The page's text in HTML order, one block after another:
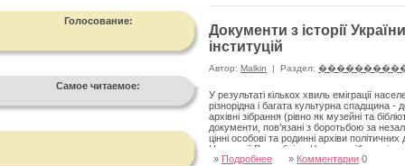
Голосование:
Самое читаемое:
Документи з історії
інституцій
Автор: Malkin | Раздел:
У результаті кількох хвиль еміграції
різнорідна і багата культурна спадщина -
архівні зібрання (рівно як музейні та
документи, пов’язані з боротьбою за
цінні особові та родинні архіви
Народної Республіки. Частина зібрань і
яких потрапила насамперед як дар від її
» Подробнее » Комментарии 0